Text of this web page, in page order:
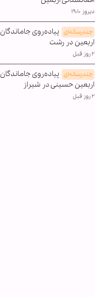
دیروز ۱۹:۱۰
چندرسانه‌ای پیاده‌روی جاماندگان
اربعین در رشت
۲ روز قبل
چندرسانه‌ای پیاده‌روی جاماندگان
اربعین حسینی در شیراز
۲ روز قبل